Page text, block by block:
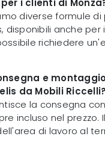
i clienti di
diverse formule
disponibili anche
richiedere
e
da Mobili Riccelli?
la consegna
incluso nel prezzo.
di lavoro al